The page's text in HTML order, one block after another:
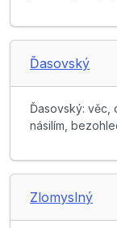
Ďasovský
Ďasovský: věc,
násilím,
Zlomyslný